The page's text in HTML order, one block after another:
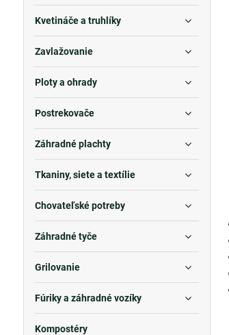
Kvetináče a truhlíky
Zavlažovanie
Ploty a ohrady
Postrekovače
Záhradné plachty
Tkaniny, siete a textílie
Chovateľské potreby
Záhradné tyče
Grilovanie
Fúriky a záhradné vozíky
Kompostéry